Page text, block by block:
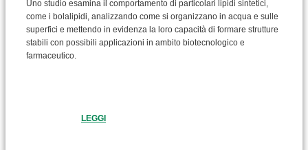
Uno studio esamina il comportamento di particolari lipidi sintetici,
come i bolalipidi, analizzando come si organizzano in acqua e sulle
superfici e mettendo in evidenza la loro capacità di formare strutture
stabili con possibili applicazioni in ambito biotecnologico e
farmaceutico.
LEGGI